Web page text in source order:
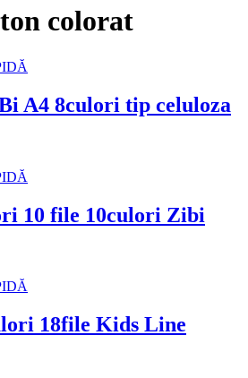
colorat
A4 8culori tip celuloza
10 file 10culori Zibi
18file Kids Line